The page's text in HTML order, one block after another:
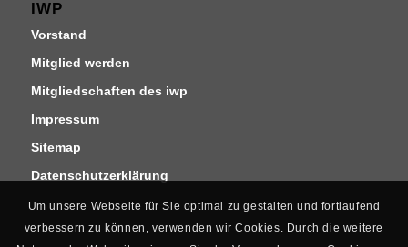
IWP
Vorstand
Mitglied werden
Mitgliedschaften des iwp
Impressum
Sitemap
Datenschutzerklärung
Um unsere Webseite für Sie optimal zu gestalten und fortlaufend
verbessern zu können, verwenden wir Cookies. Durch die weitere